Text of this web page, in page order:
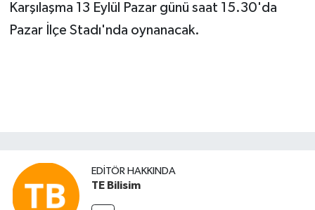
Karşılaşma 13 Eylül Pazar günü saat 15.30'da
Pazar İlçe Stadı'nda oynanacak.
EDITÖR HAKKINDA
TE Bilisim